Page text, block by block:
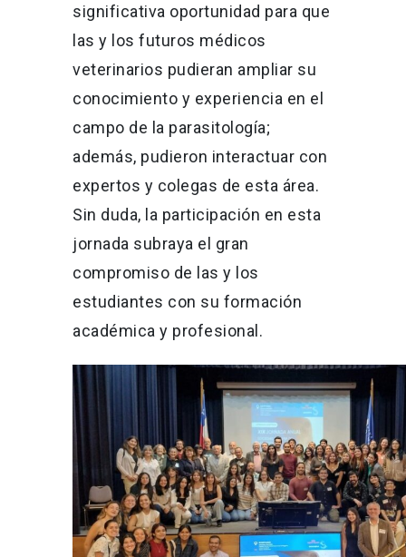
significativa oportunidad para que
las y los futuros médicos
veterinarios pudieran ampliar su
conocimiento y experiencia en el
campo de la parasitología;
además, pudieron interactuar con
expertos y colegas de esta área.
Sin duda, la participación en esta
jornada subraya el gran
compromiso de las y los
estudiantes con su formación
académica y profesional.